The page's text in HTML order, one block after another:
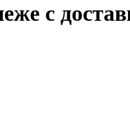
с